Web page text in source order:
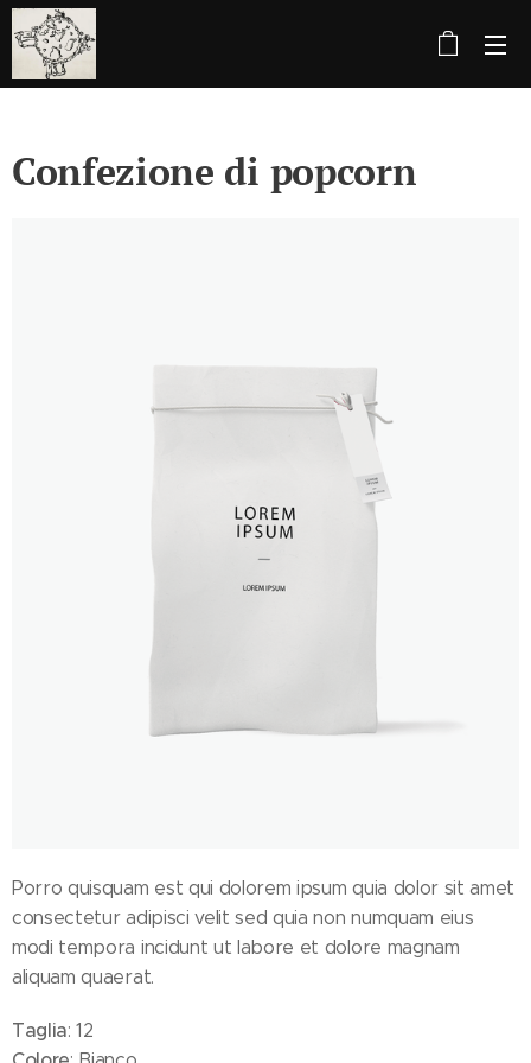
Confezione di popcorn
Porro quisquam est qui dolorem ipsum quia dolor sit amet
consectetur adipisci velit sed quia non numquam eius
modi tempora incidunt ut labore et dolore magnam
aliquam quaerat.
Taglia: 12